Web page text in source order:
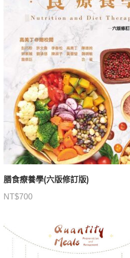
膳食療養學(六版修訂版)
NT$700